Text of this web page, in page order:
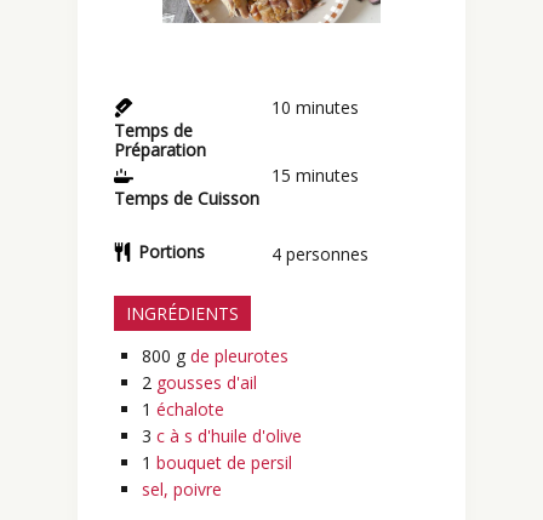
Temps de
Préparation
10 minutes
Temps de Cuisson
15 minutes
Portions 4 personnes
INGRÉDIENTS
800 g de pleurotes
2 gousses d'ail
1 échalote
3 c à s d'huile d'olive
1 bouquet de persil
sel, poivre